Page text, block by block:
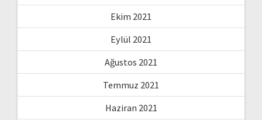
Ekim 2021
Eylül 2021
Ağustos 2021
Temmuz 2021
Haziran 2021